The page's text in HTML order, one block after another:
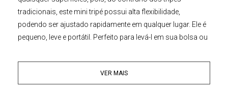
tradicionais, este mini tripé possui alta flexibilidade,
podendo ser ajustado rapidamente em qualquer lugar. Ele é
pequeno, leve e portátil. Perfeito para levá-l em sua bolsa ou
As juntas flexíveis permitem o giro de até 360° graus. Ele é
VER MAIS